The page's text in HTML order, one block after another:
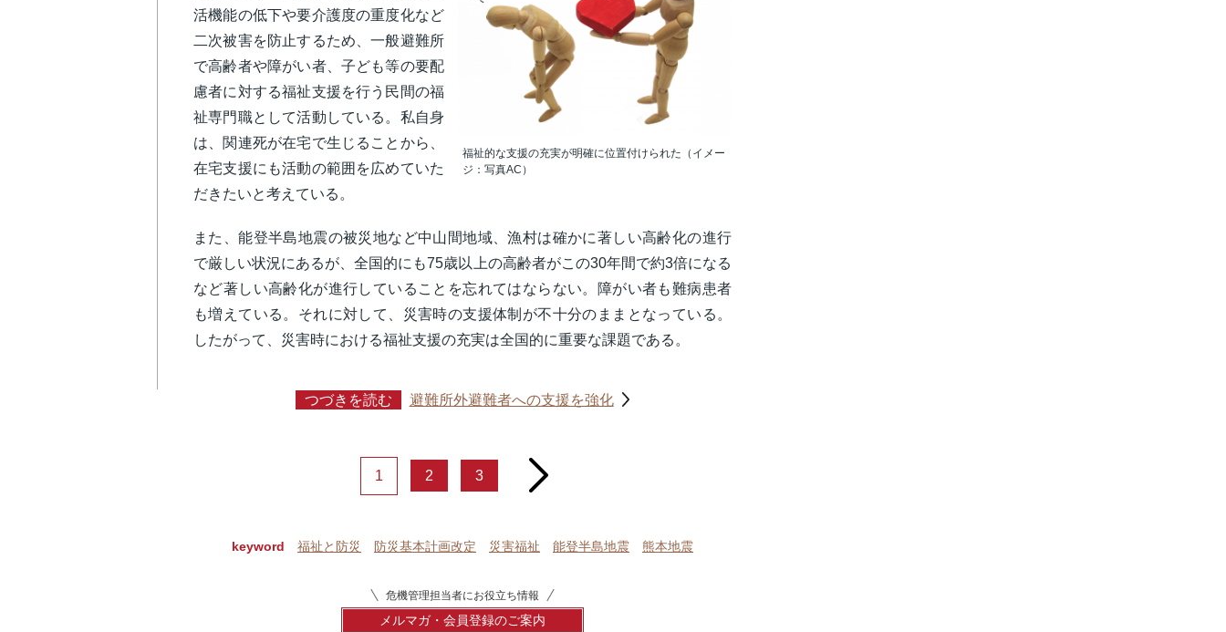
福祉的な支援の充実が明確に位置付けられた（イメー
ジ：写真AC）
活機能の低下や要介護度の重度化など
二次被害を防止するため、一般避難所
で高齢者や障がい者、子ども等の要配
慮者に対する福祉支援を行う民間の福
祉専門職として活動している。私自身
は、関連死が在宅で生じることから、
在宅支援にも活動の範囲を広めていた
だきたいと考えている。
また、能登半島地震の被災地など中山間地域、漁村は確かに著しい高齢化の進行
で厳しい状況にあるが、全国的にも75歳以上の高齢者がこの30年間で約3倍になる
など著しい高齢化が進行していることを忘れてはならない。障がい者も難病患者
も増えている。それに対して、災害時の支援体制が不十分のままとなっている。
したがって、災害時における福祉支援の充実は全国的に重要な課題である。
つづきを読む 避難所外避難者への支援を強化
1 2 3 next
keyword 福祉と防災 防災基本計画改定 災害福祉 能登半島地震 熊本地震
危機管理担当者にお役立ち情報
メルマガ・会員登録のご案内